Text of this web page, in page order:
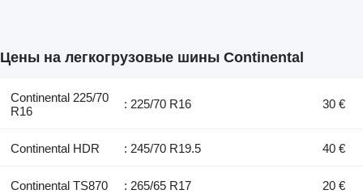
Цены на легкогрузовые шины Continental
Continental 225/70
R16
: 225/70 R16 30 €
Continental HDR : 245/70 R19.5 40 €
Continental TS870 : 265/65 R17 20 €